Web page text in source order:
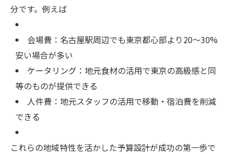
分です。例えば
会場費：名古屋駅周辺でも東京都心部より20〜30%
安い場合が多い
ケータリング：地元食材の活用で東京の高級感と同
等のものが提供できる
人件費：地元スタッフの活用で移動・宿泊費を削減
できる
これらの地域特性を活かした予算設計が成功の第一歩で